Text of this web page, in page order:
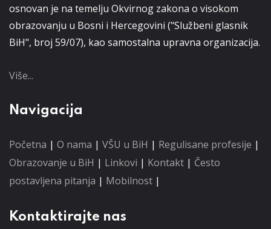
osnovan je na temelju Okvirnog zakona o visokom
obrazovanju u Bosni i Hercegovini ("Službeni glasnik
BiH", broj 59/07), kao samostalna upravna organizacija.
Više...
Navigacija
Početna | O nama | VŠU u BiH | Regulisane profesije |
Obrazovanje u BiH | Linkovi | Kontakt | Često
postavljena pitanja | Mobilnost |
Kontaktirajte nas